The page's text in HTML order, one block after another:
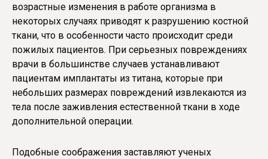
возрастные изменения в работе организма в
некоторых случаях приводят к разрушению костной
ткани, что в особенности часто происходит среди
пожилых пациентов. При серьезных повреждениях
врачи в большинстве случаев устанавливают
пациентам имплантаты из титана, которые при
небольших размерах повреждений извлекаются из
тела после заживления естественной ткани в ходе
дополнительной операции.
Подобные соображения заставляют ученых